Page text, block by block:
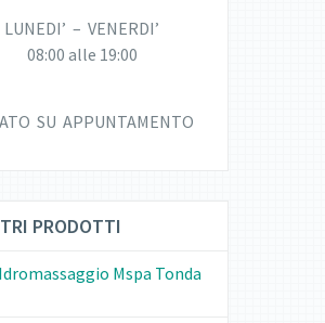
LUNEDI’ – VENERDI’
08:00 alle 19:00
SU APPUNTAMENTO
PRODOTTI
Mspa Tonda